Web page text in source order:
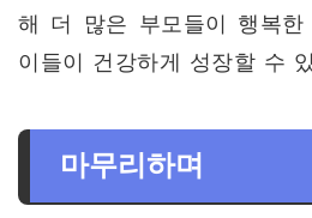
해 더 많은 부모들이 행복
이들이 건강하게 성장할 수
마무리하며